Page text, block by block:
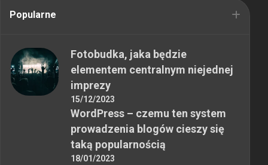
Popularne
Fotobudka, jaka będzie
elementem centralnym niejednej
imprezy
15/12/2023
WordPress – czemu ten system
prowadzenia blogów cieszy się
taką popularnością
18/01/2023